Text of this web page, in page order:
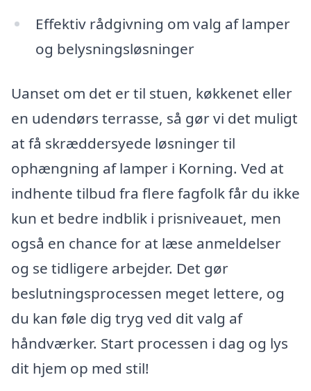
Effektiv rådgivning om valg af lamper
og belysningsløsninger
Uanset om det er til stuen, køkkenet eller
en udendørs terrasse, så gør vi det muligt
at få skræddersyede løsninger til
ophængning af lamper i Korning. Ved at
indhente tilbud fra flere fagfolk får du ikke
kun et bedre indblik i prisniveauet, men
også en chance for at læse anmeldelser
og se tidligere arbejder. Det gør
beslutningsprocessen meget lettere, og
du kan føle dig tryg ved dit valg af
håndværker. Start processen i dag og lys
dit hjem op med stil!